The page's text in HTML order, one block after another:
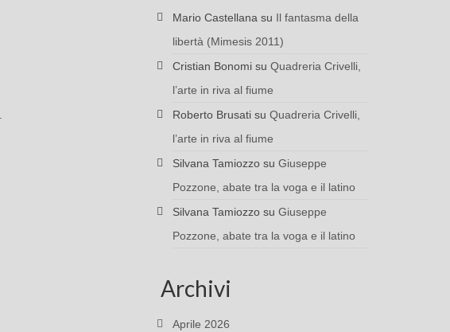
Mario Castellana su Il fantasma della
libertà (Mimesis 2011)
Cristian Bonomisu Quadreria Crivelli,
l’arte in riva al fiume
Roberto Brusatisu Quadreria Crivelli,
l’arte in riva al fiume
Silvana Tamiozzosu Giuseppe
Pozzone, abate tra la voga e il latino
Silvana Tamiozzosu Giuseppe
Pozzone, abate tra la voga e il latino
Archivi
Aprile 2026